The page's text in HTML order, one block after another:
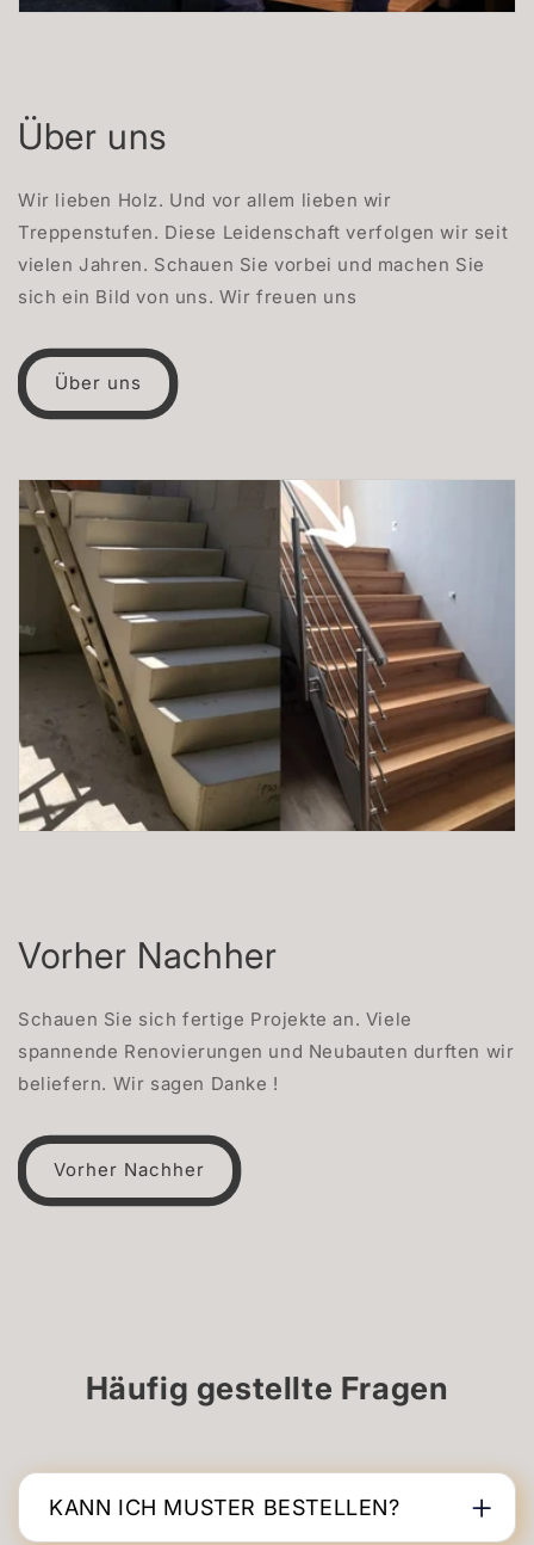
Über uns
Wir lieben Holz. Und vor allem lieben wir
Treppenstufen. Diese Leidenschaft verfolgen wir seit
vielen Jahren. Schauen Sie vorbei und machen Sie
sich ein Bild von uns. Wir freuen uns
Über uns
Vorher Nachher
Schauen Sie sich fertige Projekte an. Viele
spannende Renovierungen und Neubauten durften wir
beliefern. Wir sagen Danke !
Vorher Nachher
Häufig gestellte Fragen
KANN ICH MUSTER BESTELLEN?